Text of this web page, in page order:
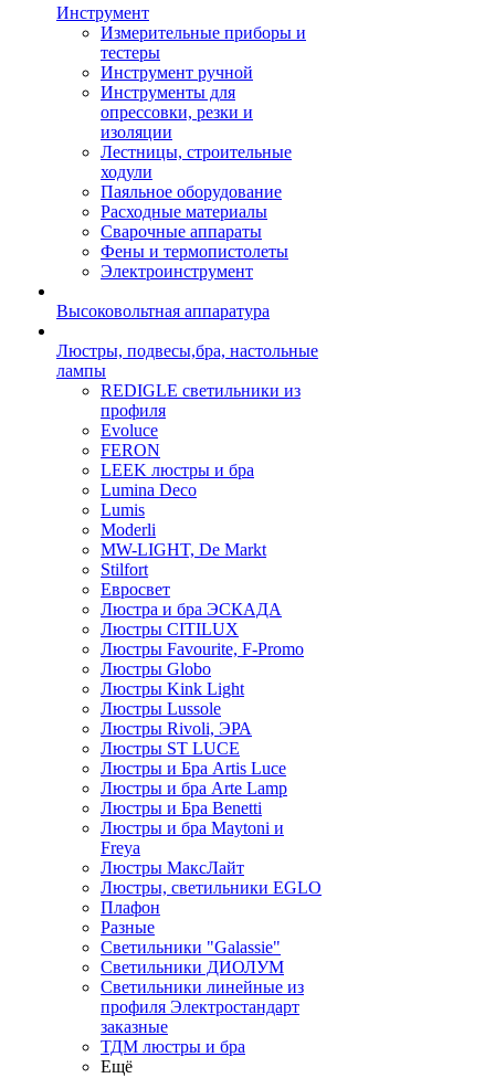
Инструмент
Измерительные приборы и
тестеры
Инструмент ручной
Инструменты для
опрессовки, резки и
изоляции
Лестницы, строительные
ходули
Паяльное оборудование
Расходные материалы
Сварочные аппараты
Фены и термопистолеты
Электроинструмент
Высоковольтная аппаратура
Люстры, подвесы,бра, настольные
лампы
REDIGLE светильники из
профиля
Evoluce
FERON
LEEK люстры и бра
Lumina Deco
Lumis
Moderli
MW-LIGHT, De Markt
Stilfort
Евросвет
Люстра и бра ЭСКАДА
Люстры CITILUX
Люстры Favourite, F-Promo
Люстры Globo
Люстры Kink Light
Люстры Lussole
Люстры Rivoli, ЭРА
Люстры ST LUCE
Люстры и Бра Artis Luce
Люстры и бра Arte Lamp
Люстры и Бра Benetti
Люстры и бра Maytoni и
Freya
Люстры МаксЛайт
Люстры, светильники EGLO
Плафон
Разные
Светильники "Galassie"
Светильники ДИОЛУМ
Светильники линейные из
профиля Электростандарт
заказные
ТДМ люстры и бра
Ещё